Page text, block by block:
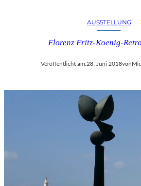
AUSSTELLUNG
Florenz Fritz-Koenig-
Veröffentlicht am:28. Juni 2018von